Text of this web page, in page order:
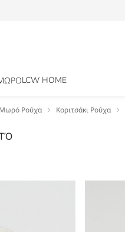
LCW HOME
Μωρό Ρούχα Κοριτσάκι Ρούχα